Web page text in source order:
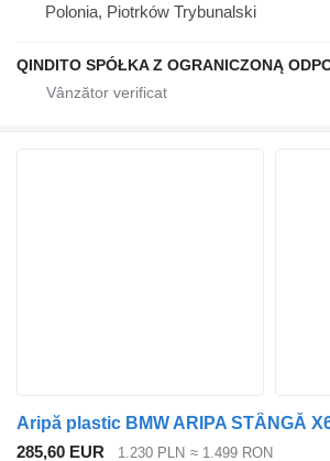
Polonia, Piotrków Trybunalski
285,60 EUR 1.230 PLN ≈ 1.499 RON